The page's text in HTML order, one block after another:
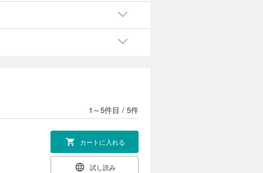
1～5件目 / 5件
カートに入れる
試し読み